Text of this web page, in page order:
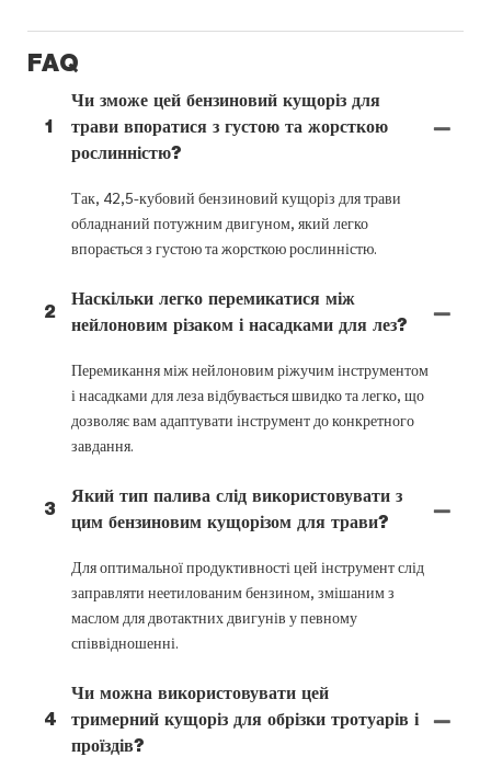
FAQ
1
Чи зможе цей бензиновий кущоріз для
трави впоратися з густою та жорсткою
рослинністю?
Так, 42,5-кубовий бензиновий кущоріз для трави
обладнаний потужним двигуном, який легко
впорається з густою та жорсткою рослинністю.
2
Наскільки легко перемикатися між
нейлоновим різаком і насадками для лез?
Перемикання між нейлоновим ріжучим інструментом
і насадками для леза відбувається швидко та легко, що
дозволяє вам адаптувати інструмент до конкретного
завдання.
3
Який тип палива слід використовувати з
цим бензиновим кущорізом для трави?
Для оптимальної продуктивності цей інструмент слід
заправляти неетилованим бензином, змішаним з
маслом для двотактних двигунів у певному
співвідношенні.
4
Чи можна використовувати цей
тримерний кущоріз для обрізки тротуарів і
проїздів?